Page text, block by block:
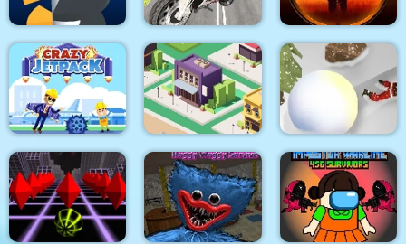
Helix Jump
Flying Motorbike
Driving Simulator
Sniper King 2D The
Dark City
Crazy Jetpack City Idle Tycoon Snowball Destroyer